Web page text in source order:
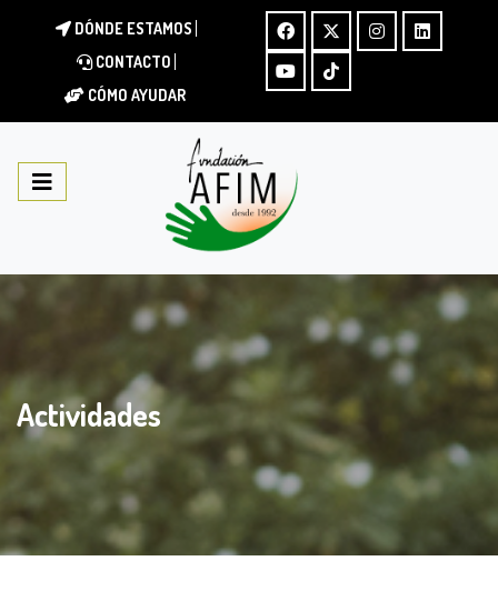
DÓNDE ESTAMOS
CONTACTO
CÓMO AYUDAR
Actividades